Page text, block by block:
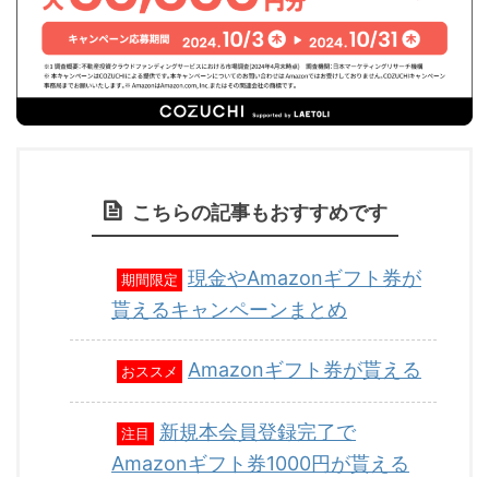
こちらの記事もおすすめです
期間限定
現金やAmazonギフト券が
貰えるキャンペーンまとめ
おススメ Amazonギフト券が貰える
注目
新規本会員登録完了で
Amazonギフト券1000円が貰える